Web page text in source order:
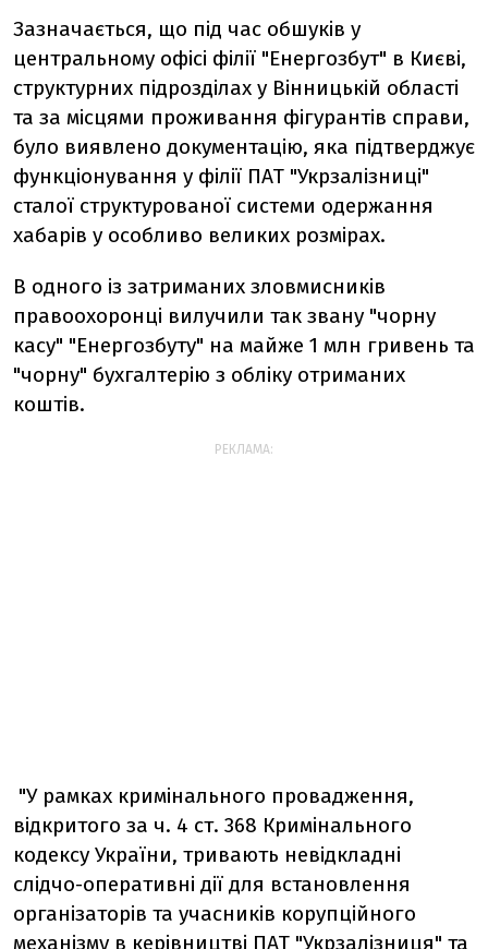
Зазначається, що під час обшуків у
центральному офісі філії "Енергозбут" в Києві,
структурних підрозділах у Вінницькій області
та за місцями проживання фігурантів справи,
було виявлено документацію, яка підтверджує
функціонування у філії ПАТ "Укрзалізниці"
сталої структурованої системи одержання
хабарів у особливо великих розмірах.
В одного із затриманих зловмисників
правоохоронці вилучили так звану "чорну
касу" "Енергозбуту" на майже 1 млн гривень та
"чорну" бухгалтерію з обліку отриманих
коштів.
РЕКЛАМА:
"У рамках кримінального провадження,
відкритого за ч. 4 ст. 368 Кримінального
кодексу України, тривають невідкладні
слідчо-оперативні дії для встановлення
організаторів та учасників корупційного
механізму в керівництві ПАТ "Укрзалізниця" та